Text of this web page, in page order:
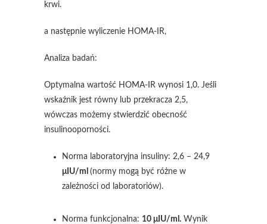
krwi.
a następnie wyliczenie HOMA-IR,
Analiza badań:
Optymalna wartość HOMA-IR wynosi 1,0. Jeśli
wskaźnik jest równy lub przekracza 2,5,
wówczas możemy stwierdzić obecność
insulinooporności.
Norma laboratoryjna insuliny: 2,6 – 24,9
μIU/ml (normy mogą być różne w
zależności od laboratoriów).
Norma funkcjonalna: 10 μIU/ml. Wynik